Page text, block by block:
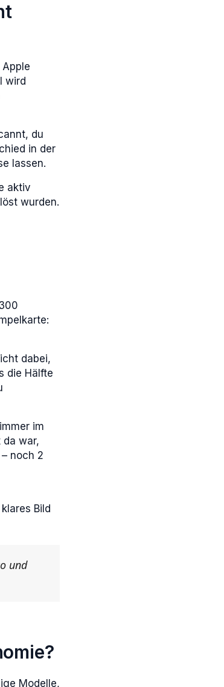
wird
du
in der
lassen.
aktiv
wurden.
dabei,
die Hälfte
im
da war,
noch 2
Bild
und
Modelle,